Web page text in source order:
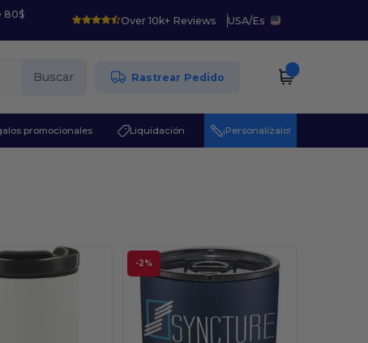
80$
Over 10k+ Reviews USA/Es
Buscar Rastrear Pedido
promocionales Liquidación ¡Personalízalo!
-2%